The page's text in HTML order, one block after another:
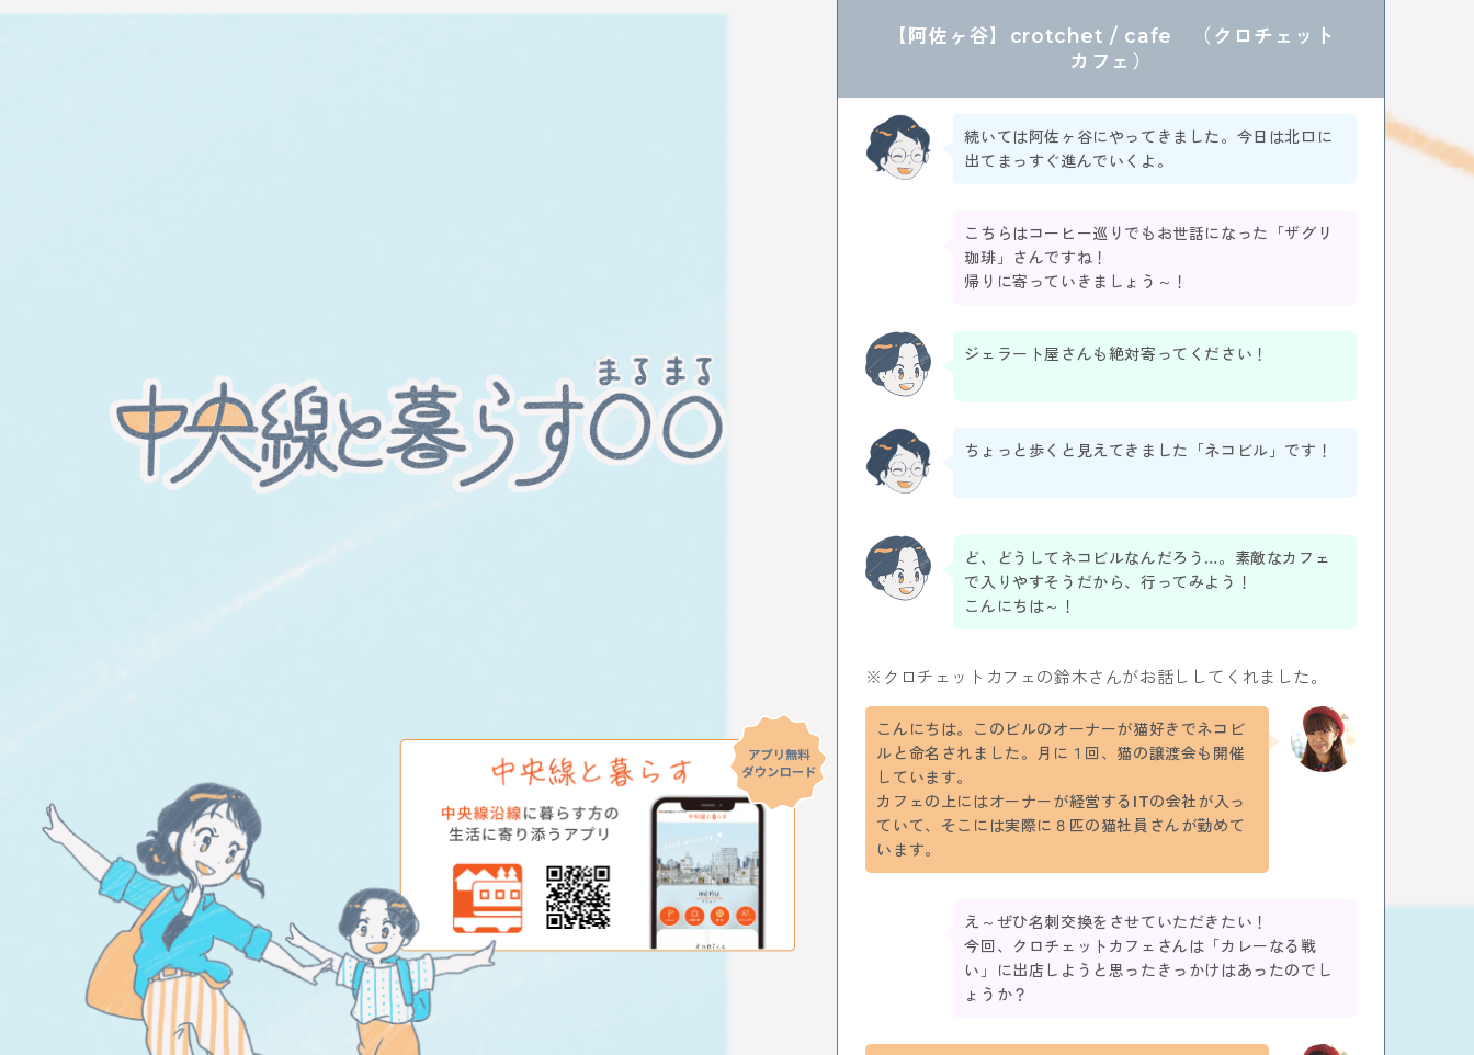
【阿佐ヶ谷】crotchet / cafe （クロチェット
カフェ）
続いては阿佐ヶ谷にやってきました。今日は北口に
出てまっすぐ進んでいくよ。
こちらはコーヒー巡りでもお世話になった「ザグリ
珈琲」さんですね！
帰りに寄っていきましょう～！
ジェラート屋さんも絶対寄ってください！
ちょっと歩くと見えてきました「ネコビル」です！
ど、どうしてネコビルなんだろう…。素敵なカフェ
で入りやすそうだから、行ってみよう！
こんにちは～！
※クロチェットカフェの鈴木さんがお話ししてくれました。
こんにちは。このビルのオーナーが猫好きでネコビ
ルと命名されました。月に１回、猫の譲渡会も開催
しています。
カフェの上にはオーナーが経営するITの会社が入っ
ていて、そこには実際に８匹の猫社員さんが勤めて
います。
え～ぜひ名刺交換をさせていただきたい！
今回、クロチェットカフェさんは「カレーなる戦
い」に出店しようと思ったきっかけはあったのでし
ょうか？